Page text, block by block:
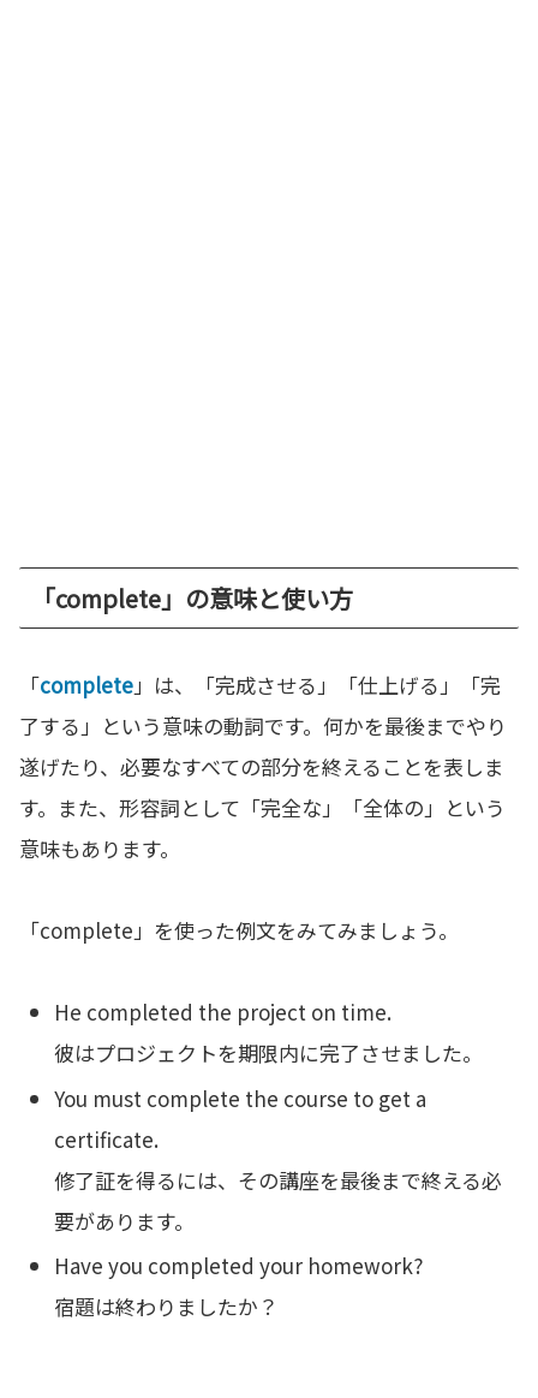
「complete」の意味と使い方
「complete」は、「完成させる」「仕上げる」「完
了する」という意味の動詞です。何かを最後までやり
遂げたり、必要なすべての部分を終えることを表しま
す。また、形容詞として「完全な」「全体の」という
意味もあります。
「complete」を使った例文をみてみましょう。
He completed the project on time.
彼はプロジェクトを期限内に完了させました。
You must complete the course to get a
certificate.
修了証を得るには、その講座を最後まで終える必
要があります。
Have you completed your homework?
宿題は終わりましたか？